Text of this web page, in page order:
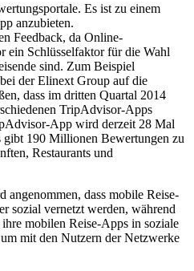
Es ist zu einem
anzubieten.
Feedback, da Online-
ein Schlüsselfaktor für die Wahl
sind. Zum Beispiel
der Elinext Group auf die
dass im dritten Quartal 2014
TripAdvisor-Apps
App wird derzeit 28 Mal
gibt 190 Millionen Bewertungen zu
Restaurants und
dass mobile Reise-
sozial vernetzt werden, während
mobilen Reise-Apps in soziale
mit den Nutzern der Netzwerke